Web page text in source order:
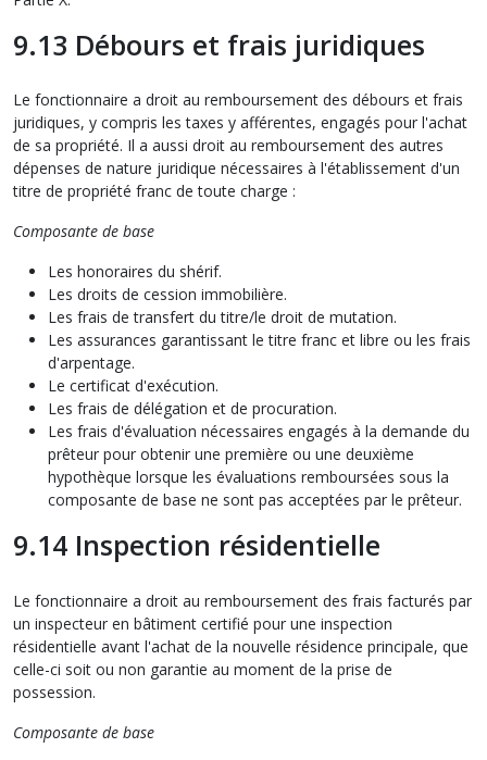
9.13 Débours et frais juridiques
Le fonctionnaire a droit au remboursement des débours et frais
juridiques, y compris les taxes y afférentes, engagés pour l'achat
de sa propriété. Il a aussi droit au remboursement des autres
dépenses de nature juridique nécessaires à l'établissement d'un
titre de propriété franc de toute charge :
Composante de base
Les honoraires du shérif.
Les droits de cession immobilière.
Les frais de transfert du titre/le droit de mutation.
Les assurances garantissant le titre franc et libre ou les frais
d'arpentage.
Le certificat d'exécution.
Les frais de délégation et de procuration.
Les frais d'évaluation nécessaires engagés à la demande du
prêteur pour obtenir une première ou une deuxième
hypothèque lorsque les évaluations remboursées sous la
composante de base ne sont pas acceptées par le prêteur.
9.14 Inspection résidentielle
Le fonctionnaire a droit au remboursement des frais facturés par
un inspecteur en bâtiment certifié pour une inspection
résidentielle avant l'achat de la nouvelle résidence principale, que
celle-ci soit ou non garantie au moment de la prise de
possession.
Composante de base